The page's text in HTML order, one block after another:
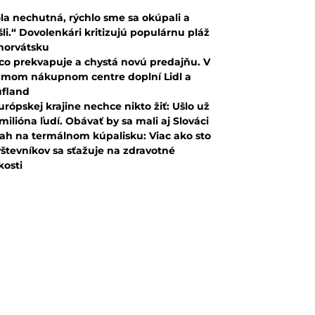
nechutná, rýchlo sme sa okúpali a
Dovolenkári kritizujú populárnu pláž
prekvapuje a chystá novú predajňu. V
nákupnom centre doplní Lidl a
krajine nechce nikto žiť: Ušlo už
ľudí. Obávať by sa mali aj Slováci
na termálnom kúpalisku: Viac ako sto
sa sťažuje na zdravotné